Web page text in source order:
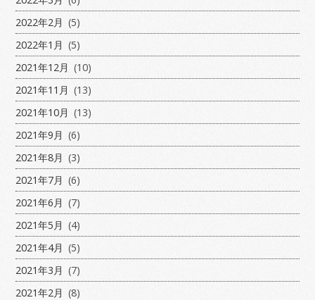
2022年2月 (5)
2022年1月 (5)
2021年12月 (10)
2021年11月 (13)
2021年10月 (13)
2021年9月 (6)
2021年8月 (3)
2021年7月 (6)
2021年6月 (7)
2021年5月 (4)
2021年4月 (5)
2021年3月 (7)
2021年2月 (8)